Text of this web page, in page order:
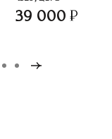
39 000